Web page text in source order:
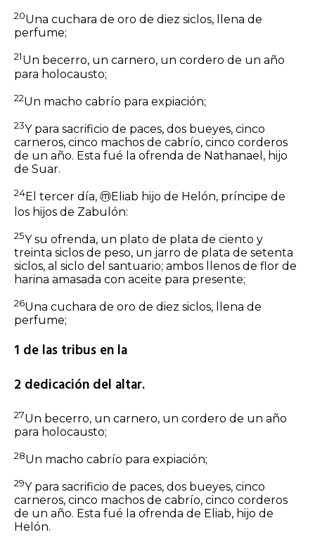
20Una cuchara de oro de diez siclos, llena de
perfume;
21Un becerro, un carnero, un cordero de un año
para holocausto;
22Un macho cabrío para expiación;
23Y para sacrificio de paces, dos bueyes, cinco
carneros, cinco machos de cabrío, cinco corderos
de un año. Esta fué la ofrenda de Nathanael, hijo
de Suar.
24El tercer día, ⓜEliab hijo de Helón, príncipe de
los hijos de Zabulón:
25Y su ofrenda, un plato de plata de ciento y
treinta siclos de peso, un jarro de plata de setenta
siclos, al siclo del santuario; ambos llenos de flor de
harina amasada con aceite para presente;
26Una cuchara de oro de diez siclos, llena de
perfume;
1 de las tribus en la
2 dedicación del altar.
27Un becerro, un carnero, un cordero de un año
para holocausto;
28Un macho cabrío para expiación;
29Y para sacrificio de paces, dos bueyes, cinco
carneros, cinco machos de cabrío, cinco corderos
de un año. Esta fué la ofrenda de Eliab, hijo de
Helón.